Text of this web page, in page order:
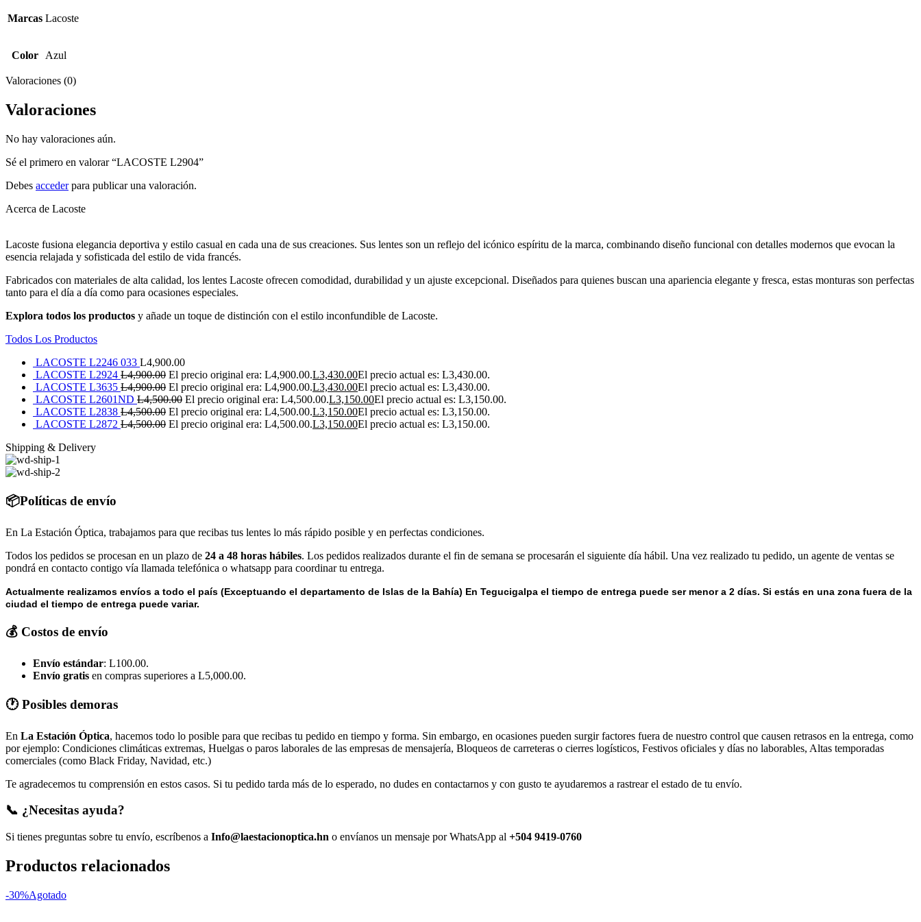
Marcas Lacoste
Color Azul
Valoraciones (0)
Valoraciones
No hay valoraciones aún.
Sé el primero en valorar “LACOSTE L2904”
Debes accederpara publicar una valoración.
Acerca de Lacoste
Lacoste fusiona elegancia deportiva y estilo casual en cada una de sus creaciones. Sus lentes son un reflejo del icónico espíritu de la marca, combinando diseño funcional con detalles modernos que evocan la
esencia relajada y sofisticada del estilo de vida francés.
Fabricados con materiales de alta calidad, los lentes Lacoste ofrecen comodidad, durabilidad y un ajuste excepcional. Diseñados para quienes buscan una apariencia elegante y fresca, estas monturas son perfectas
tanto para el día a día como para ocasiones especiales.
Explora todos los productos y añade un toque de distinción con el estilo inconfundible de Lacoste.
Todos Los Productos
LACOSTE L2246 033 L4,900.00
LACOSTE L2924 L4,900.00 El precio original era: L4,900.00.L3,430.00El precio actual es: L3,430.00.
LACOSTE L3635 L4,900.00 El precio original era: L4,900.00.L3,430.00El precio actual es: L3,430.00.
LACOSTE L2601ND L4,500.00 El precio original era: L4,500.00.L3,150.00El precio actual es: L3,150.00.
LACOSTE L2838 L4,500.00 El precio original era: L4,500.00.L3,150.00El precio actual es: L3,150.00.
LACOSTE L2872 L4,500.00 El precio original era: L4,500.00.L3,150.00El precio actual es: L3,150.00.
Shipping & Delivery
📦Políticas de envío
En La Estación Óptica, trabajamos para que recibas tus lentes lo más rápido posible y en perfectas condiciones.
Todos los pedidos se procesan en un plazo de 24 a 48 horas hábiles. Los pedidos realizados durante el fin de semana se procesarán el siguiente día hábil. Una vez realizado tu pedido, un agente de ventas se
pondrá en contacto contigo vía llamada telefónica o whatsapp para coordinar tu entrega.
Actualmente realizamos envíos a todo el país (Exceptuando el departamento de Islas de la Bahía) En Tegucigalpa el tiempo de entrega puede ser menor a 2 días. Si estás en una zona fuera de la
ciudad el tiempo de entrega puede variar.
💰 Costos de envío
Envío estándar: L100.00.
Envío gratis en compras superiores a L5,000.00.
🕐 Posibles demoras
En La Estación Óptica, hacemos todo lo posible para que recibas tu pedido en tiempo y forma. Sin embargo, en ocasiones pueden surgir factores fuera de nuestro control que causen retrasos en la entrega, como
por ejemplo: Condiciones climáticas extremas, Huelgas o paros laborales de las empresas de mensajería, Bloqueos de carreteras o cierres logísticos, Festivos oficiales y días no laborables, Altas temporadas
comerciales (como Black Friday, Navidad, etc.)
Te agradecemos tu comprensión en estos casos. Si tu pedido tarda más de lo esperado, no dudes en contactarnos y con gusto te ayudaremos a rastrear el estado de tu envío.
📞 ¿Necesitas ayuda?
Si tienes preguntas sobre tu envío, escríbenos a Info@laestacionoptica.hn o envíanos un mensaje por WhatsApp al +504 9419-0760
Productos relacionados
-30%Agotado